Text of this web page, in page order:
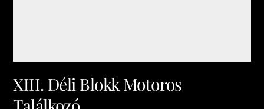
XIII. Déli Blokk Motoros